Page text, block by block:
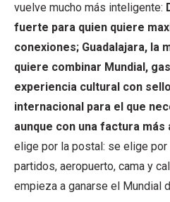
vuelve mucho más inteligente:
fuerte para quien quiere
conexiones; Guadalajara, la
quiere combinar Mundial,
experiencia cultural con
internacional para el que
aunque con una factura más
elige por la postal: se elige
partidos, aeropuerto, cama y
empieza a ganarse el Mundial